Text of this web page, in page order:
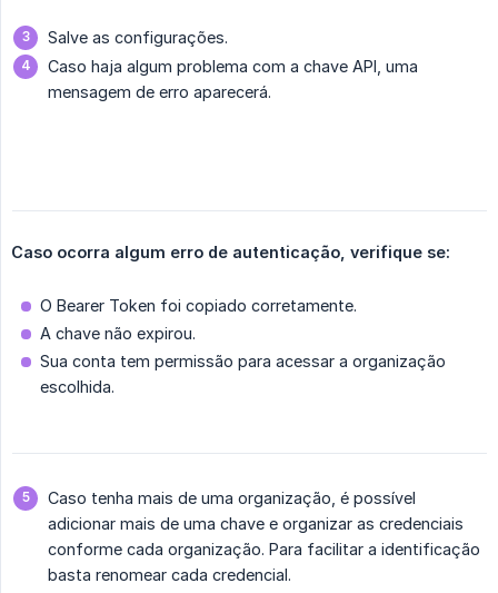
Salve as configurações.
Caso haja algum problema com a chave API, uma
mensagem de erro aparecerá.
Caso ocorra algum erro de autenticação, verifique se:
O Bearer Token foi copiado corretamente.
A chave não expirou.
Sua conta tem permissão para acessar a organização
escolhida.
Caso tenha mais de uma organização, é possível
adicionar mais de uma chave e organizar as credenciais
conforme cada organização. Para facilitar a identificação
basta renomear cada credencial.